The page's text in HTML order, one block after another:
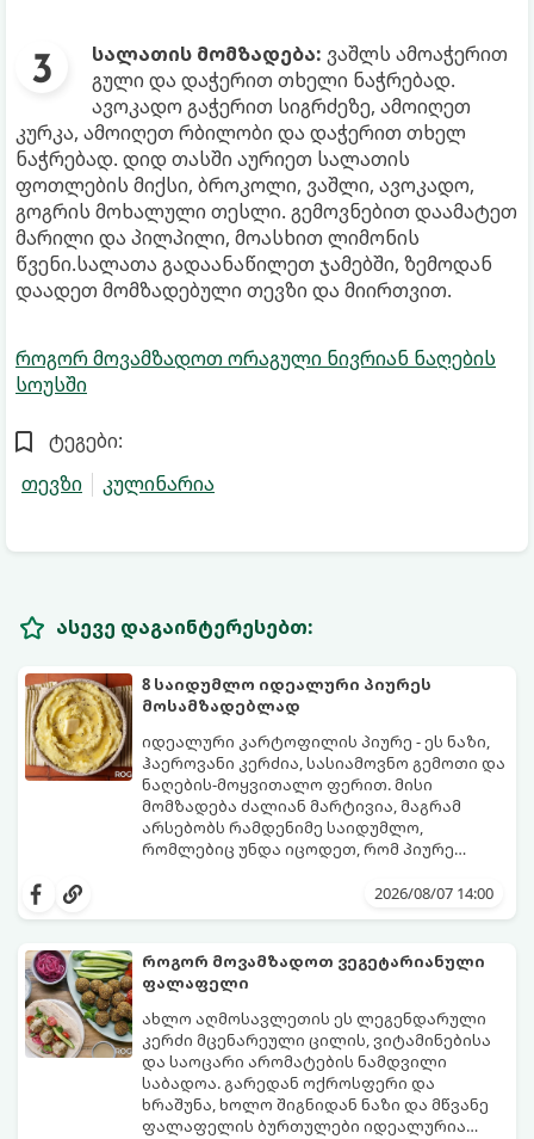
სალათის მომზადება: ვაშლს ამოაჭერით
გული და დაჭერით თხელი ნაჭრებად.
ავოკადო გაჭერით სიგრძეზე, ამოიღეთ
კურკა, ამოიღეთ რბილობი და დაჭერით თხელ
ნაჭრებად. დიდ თასში აურიეთ სალათის
ფოთლების მიქსი, ბროკოლი, ვაშლი, ავოკადო,
გოგრის მოხალული თესლი. გემოვნებით დაამატეთ
მარილი და პილპილი, მოასხით ლიმონის
წვენი.სალათა გადაანაწილეთ ჯამებში, ზემოდან
დაადეთ მომზადებული თევზი და მიირთვით.
როგორ მოვამზადოთ ორაგული ნივრიან ნაღების
სოუსში
ტეგები:
თევზი
კულინარია
ასევე დაგაინტერესებთ:
8 საიდუმლო იდეალური პიურეს
მოსამზადებლად
იდეალური კარტოფილის პიურე - ეს ნაზი,
ჰაეროვანი კერძია, სასიამოვნო გემოთი და
ნაღების-მოყვითალო ფერით. მისი
მომზადება ძალიან მარტივია, მაგრამ
არსებობს რამდენიმე საიდუმლო,
რომლებიც უნდა იცოდეთ, რომ პიურე
2026/08/07 14:00
როგორ მოვამზადოთ ვეგეტარიანული
ფალაფელი
ახლო აღმოსავლეთის ეს ლეგენდარული
კერძი მცენარეული ცილის, ვიტამინებისა
და საოცარი არომატების ნამდვილი
საბადოა. გარედან ოქროსფერი და
ხრაშუნა, ხოლო შიგნიდან ნაზი და მწვანე
ფალაფელის ბურთულები იდეალურია